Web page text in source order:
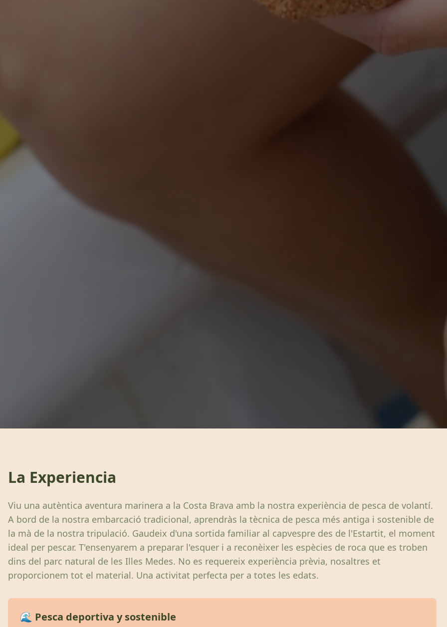
La Experiencia
Viu una autèntica aventura marinera a la Costa Brava amb la nostra experiència de pesca de volantí.
A bord de la nostra embarcació tradicional, aprendràs la tècnica de pesca més antiga i sostenible de
la mà de la nostra tripulació. Gaudeix d'una sortida familiar al capvespre des de l'Estartit, el moment
ideal per pescar. T'ensenyarem a preparar l'esquer i a reconèixer les espècies de roca que es troben
dins del parc natural de les Illes Medes. No es requereix experiència prèvia, nosaltres et
proporcionem tot el material. Una activitat perfecta per a totes les edats.
🌊 Pesca deportiva y sostenible